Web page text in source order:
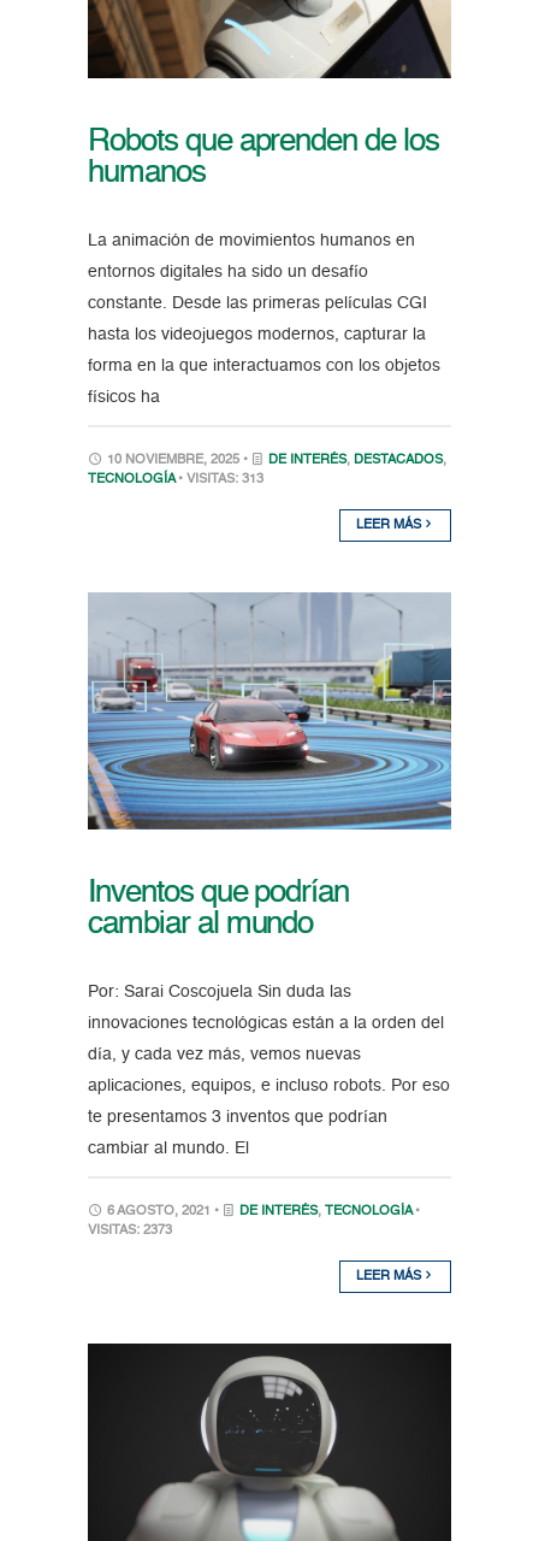
Robots que aprenden de los
humanos
La animación de movimientos humanos en
entornos digitales ha sido un desafío
constante. Desde las primeras películas CGI
hasta los videojuegos modernos, capturar la
forma en la que interactuamos con los objetos
físicos ha
10 NOVIEMBRE, 2025 • DE INTERÉS, DESTACADOS,
TECNOLOGÍA • VISITAS: 313
LEER MÁS
Inventos que podrían
cambiar al mundo
Por: Sarai Coscojuela Sin duda las
innovaciones tecnológicas están a la orden del
día, y cada vez más, vemos nuevas
aplicaciones, equipos, e incluso robots. Por eso
te presentamos 3 inventos que podrían
cambiar al mundo. El
6 AGOSTO, 2021 • DE INTERÉS, TECNOLOGÍA •
VISITAS: 2373
LEER MÁS